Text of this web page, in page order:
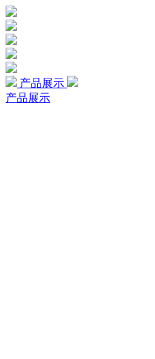
产品展示
产品展示